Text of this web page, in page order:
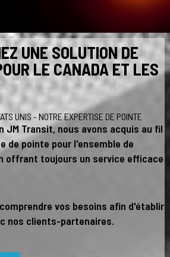
UNE SOLUTION DE
LE CANADA ET LES
UNIS - NOTRE EXPERTISE DE POINTE
JM Transit, nous avons acquis au fil
de pointe pour l'ensemble de
offrant toujours un service efficace
vos besoins afin d'établir
nos clients-partenaires.